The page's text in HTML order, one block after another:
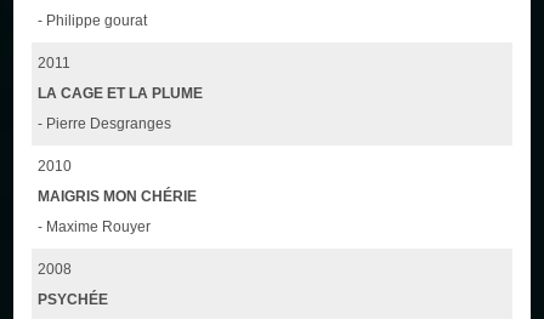
- Philippe gourat
2011
LA CAGE ET LA PLUME
- Pierre Desgranges
2010
MAIGRIS MON CHÉRIE
- Maxime Rouyer
2008
PSYCHÉE